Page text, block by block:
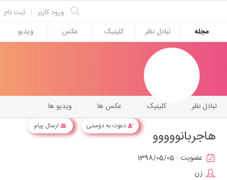
ثبت نام | ورود کاربر
مجله
تبادل نظر کلینیک عکس ویدیو
دعوت به دوستی ارسال پیام
ویدیو ها عکس ها کلینیک تبادل نظر
هاجربانووووو
عضویت : 1398/05/05
زن